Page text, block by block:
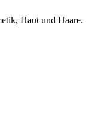
Haut und Haare.